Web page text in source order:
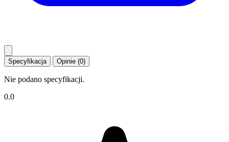
Specyfikacja Opinie (0)
Nie podano specyfikacji.
0.0